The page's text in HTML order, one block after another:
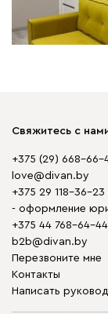
акцентами
Свяжитесь с
+375 (29) 668-66-
love@divan.by
+375 29 118-36-
- оформление
+375 44 768-64-
b2b@divan.by
Перезвоните мне
Контакты
Написать